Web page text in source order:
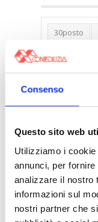
Consenso
Questo sito web
Utilizziamo i
annunci, per
analizzare il nostro
informazioni sul
nostri partner che
30posto
Bilocali
Buon Senso
Carenza
Case
Collabenti
Condominio